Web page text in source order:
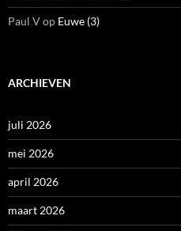
Paul Vop Euwe (3)
ARCHIEVEN
juli 2026
mei 2026
april 2026
maart 2026